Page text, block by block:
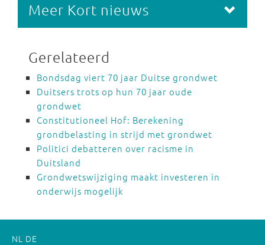
Meer Kort nieuws
Gerelateerd
Bondsdag viert 70 jaar Duitse grondwet
Duitsers trots op hun 70 jaar oude
grondwet
Constitutioneel Hof: Berekening
grondbelasting in strijd met grondwet
Politici debatteren over racisme in
Duitsland
Grondwetswijziging maakt investeren in
onderwijs mogelijk
NL DE